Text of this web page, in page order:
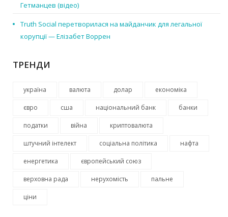
Гетманцев (відео)
Truth Social перетворилася на майданчик для легальної
корупції — Елізабет Воррен
ТРЕНДИ
україна валюта долар економіка
євро сша національний банк банки
податки війна криптовалюта
штучний інтелект соціальна політика нафта
енергетика європейський союз
верховна рада нерухомість пальне
ціни